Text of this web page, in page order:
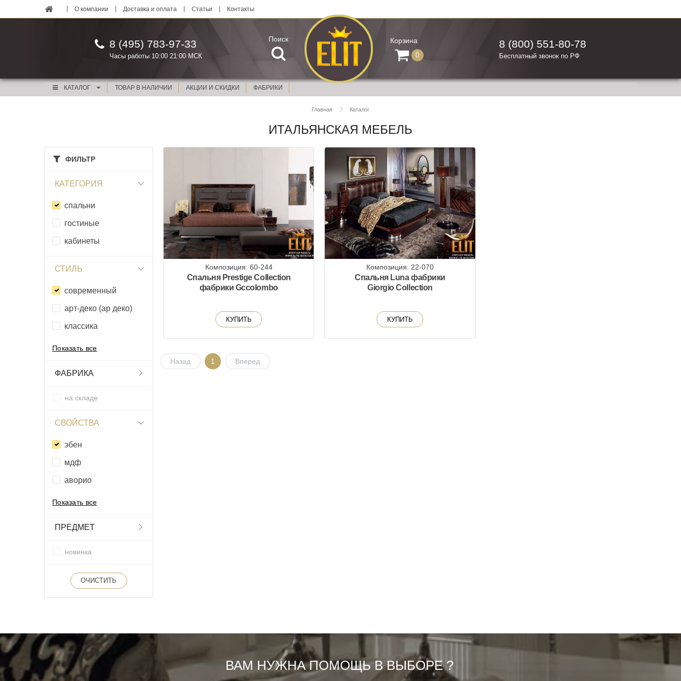
О компании Доставка и оплата Статьи Контакты
8 (495) 783-97-33
Часы работы 10:00 21:00 МСК
Поиск Корзина
0
8 (800) 551-80-78
Бесплатный звонок по РФ
КАТАЛОГ ТОВАР В НАЛИЧИИ АКЦИИ И СКИДКИ ФАБРИКИ
Главная Каталог
ИТАЛЬЯНСКАЯ МЕБЕЛЬ
ФИЛЬТР
КАТЕГОРИЯ
спальни
гостиные
кабинеты
СТИЛЬ
современный
арт-деко (ар деко)
классика
Показать все
ФАБРИКА
на складе
СВОЙСТВА
эбен
мдф
аворио
Показать все
ПРЕДМЕТ
новинка
ОЧИСТИТЬ
Композиция: 60-244
Спальня Prestige Collection
фабрики Gccolombo
КУПИТЬ
Композиция: 22-070
Спальня Luna фабрики
Giorgio Collection
КУПИТЬ
Назад 1 Вперед
ВАМ НУЖНА ПОМОЩЬ В ВЫБОРЕ ?